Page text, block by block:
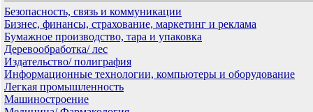
Безопасность, связь и коммуникации
Бизнес, финансы, страхование, маркетинг и реклама
Бумажное производство, тара и упаковка
Деревообработка/ лес
Издательство/ полиграфия
Информационные технологии, компьютеры и оборудование
Легкая промышленность
Машиностроение